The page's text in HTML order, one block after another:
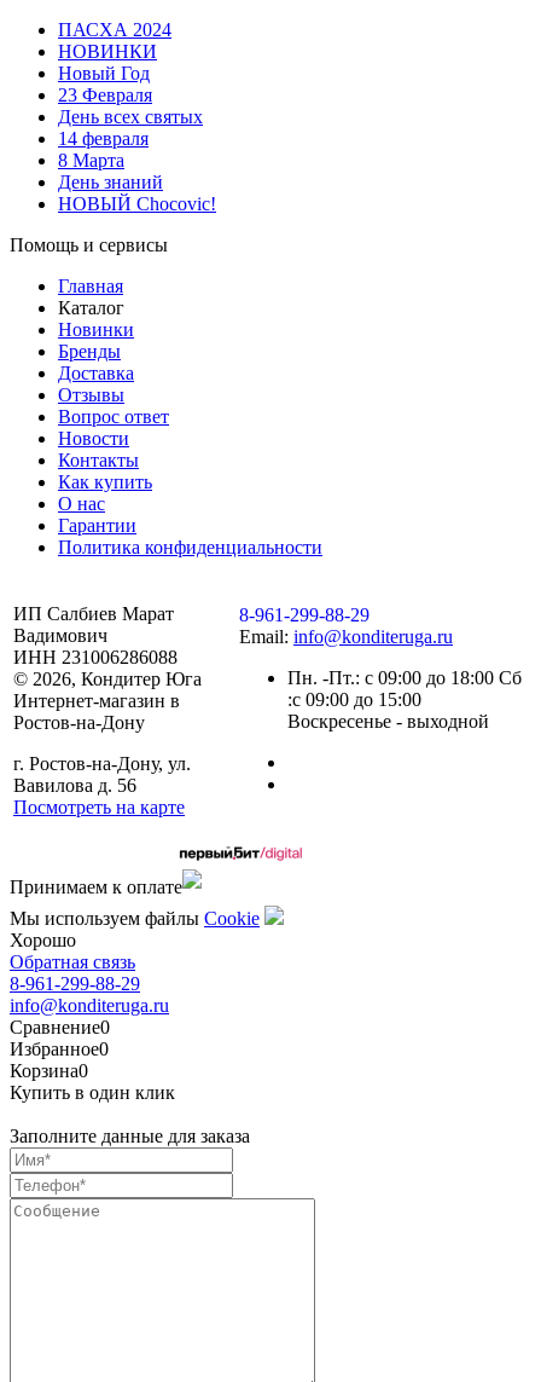
ПАСХА 2024
НОВИНКИ
Новый Год
23 Февраля
День всех святых
14 февраля
8 Марта
День знаний
НОВЫЙ Chocovic!
Помощь и сервисы
Главная
Каталог
Новинки
Бренды
Доставка
Отзывы
Вопрос ответ
Новости
Контакты
Как купить
О нас
Гарантии
Политика конфиденциальности
ИП Салбиев Марат
Вадимович
ИНН 231006286088
© 2026, Кондитер Юга
Интернет-магазин в
Ростов-на-Дону
г. Ростов-на-Дону, ул.
Вавилова д. 56
Посмотреть на карте
8-961-299-88-29
Email: info@konditeruga.ru
Пн. -Пт.: с 09:00 до 18:00 Сб
:с 09:00 до 15:00
Воскресенье - выходной
Принимаем к оплате
Мы используем файлы Сookie
Хорошо
Обратная связь
8-961-299-88-29
info@konditeruga.ru
Сравнение0
Избранное0
Корзина0
Купить в один клик
Заполните данные для заказа